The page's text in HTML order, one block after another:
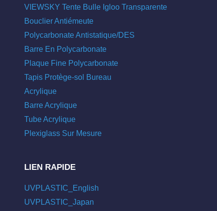
VIEWSKY Tente Bulle Igloo Transparente
Bouclier Antiémeute
Polycarbonate Antistatique/DES
Barre En Polycarbonate
Plaque Fine Polycarbonate
Tapis Protège-sol Bureau
Acrylique
Barre Acrylique
Tube Acrylique
Plexiglass Sur Mesure
LIEN RAPIDE
UVPLASTIC_English
UVPLASTIC_Japan